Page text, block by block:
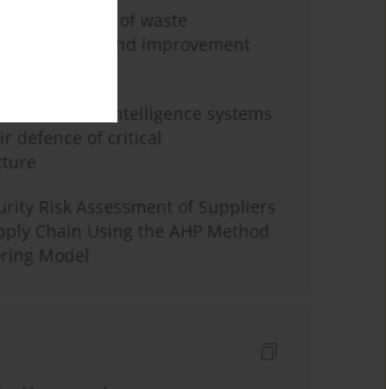
evaluation of waste
logistics and improvement
of artificial intelligence systems
defence of critical
Risk Assessment of Suppliers
Chain Using the AHP Method
Model